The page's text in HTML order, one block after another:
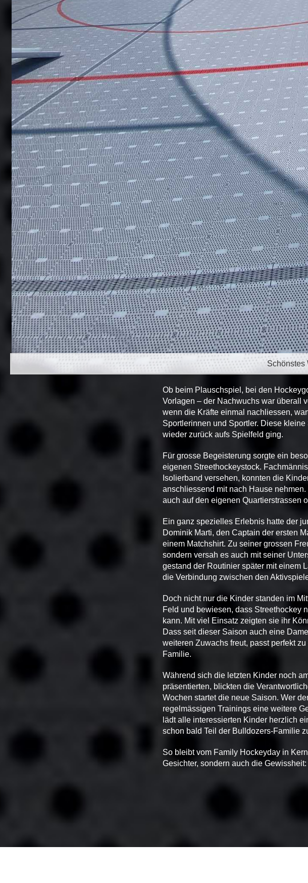
Schönstes
Ob beim Plauschspiel, bei den
Vorlagen – der Nachwuchs war überall
wenn die Kräfte einmal nachliessen,
Sportlerinnen und Sportler. Diese
wieder zurück aufs Spielfeld ging.
Für grosse Begeisterung sorgte ein
eigenen Streethockeystock.
Isolierband versehen, konnten die
anschliessend mit nach Hause
auch auf den eigenen Quartierstrassen
Ein ganz spezielles Erlebnis hatte der
Dominik Marti, den Captain der ersten
einem Matchshirt. Zu seiner grossen
sondern versah es auch mit seiner
gestand der Routinier später mit einem
die Verbindung zwischen den
Doch nicht nur die Kinder standen im
Feld und bewiesen, dass Streethockey
kann. Mit viel Einsatz zeigten sie ihr
Dass seit dieser Saison auch eine
weiteren Zuwachs freut, passt perfekt
Familie.
Während sich die letzten Kinder noch
präsentierten, blickten die
Wochen startet die neue Saison. Wer
regelmässigen Trainings eine weitere
lädt alle interessierten Kinder herzlich
schon bald Teil der Bulldozers-Familie
So bleibt vom Family Hockeyday in
Gesichter, sondern auch die